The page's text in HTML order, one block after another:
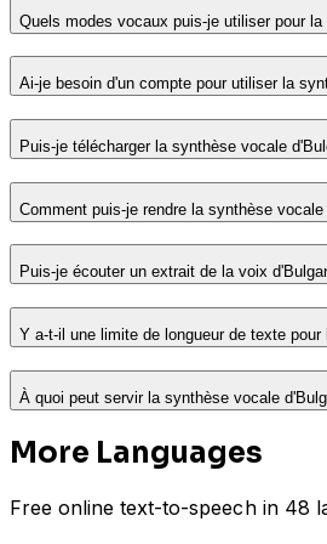
Quels modes vocaux puis-je utiliser pour
Ai-je besoin d'un compte pour utiliser la
Puis-je télécharger la synthèse vocale
Comment puis-je rendre la synthèse
Puis-je écouter un extrait de la voix
Y a-t-il une limite de longueur de texte
À quoi peut servir la synthèse vocale
More Languages
Free online text-to-speech in 48